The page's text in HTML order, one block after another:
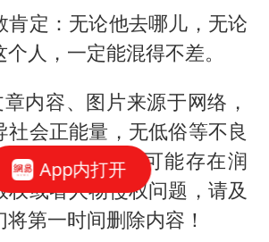
肯定：无论他去哪儿，无论
人，一定能混得不差。
内容、图片来源于网络，
社会正能量，无低俗等不良
可读性，细节可能存在润
权或者人物侵权问题，请及
第一时间删除内容！
App内打开